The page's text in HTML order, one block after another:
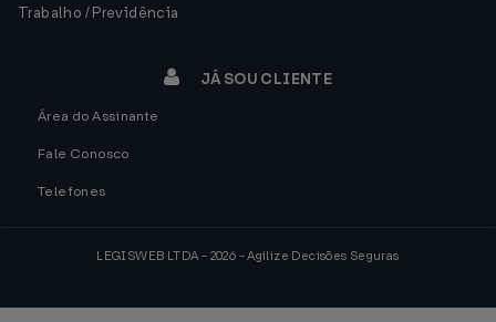
Trabalho / Previdência
JÁ SOU CLIENTE
Área do Assinante
Fale Conosco
Telefones
LEGISWEB LTDA - 2026 - Agilize Decisões Seguras